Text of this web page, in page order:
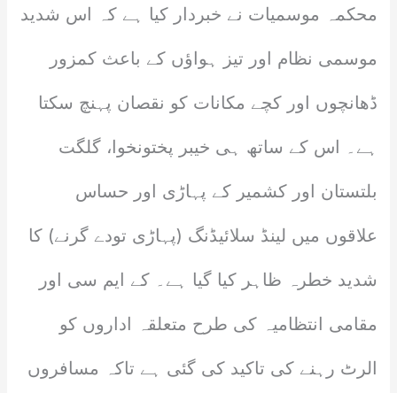
محکمہ موسمیات نے خبردار کیا ہے کہ اس شدید
موسمی نظام اور تیز ہواؤں کے باعث کمزور
ڈھانچوں اور کچے مکانات کو نقصان پہنچ سکتا
ہے۔ اس کے ساتھ ہی خیبر پختونخوا، گلگت
بلتستان اور کشمیر کے پہاڑی اور حساس
علاقوں میں لینڈ سلائیڈنگ (پہاڑی تودے گرنے) کا
شدید خطرہ ظاہر کیا گیا ہے۔ کے ایم سی اور
مقامی انتظامیہ کی طرح متعلقہ اداروں کو
الرٹ رہنے کی تاکید کی گئی ہے تاکہ مسافروں